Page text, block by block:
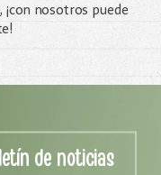
nosotros puede
de noticias